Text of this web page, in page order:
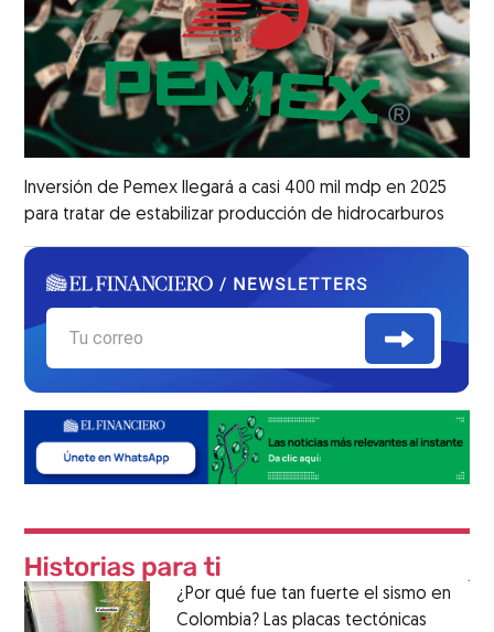
Inversión de Pemex llegará a casi 400 mil mdp en 2025
para tratar de estabilizar producción de hidrocarburos
¿Por qué fue tan fuerte el sismo en
Colombia? Las placas tectónicas